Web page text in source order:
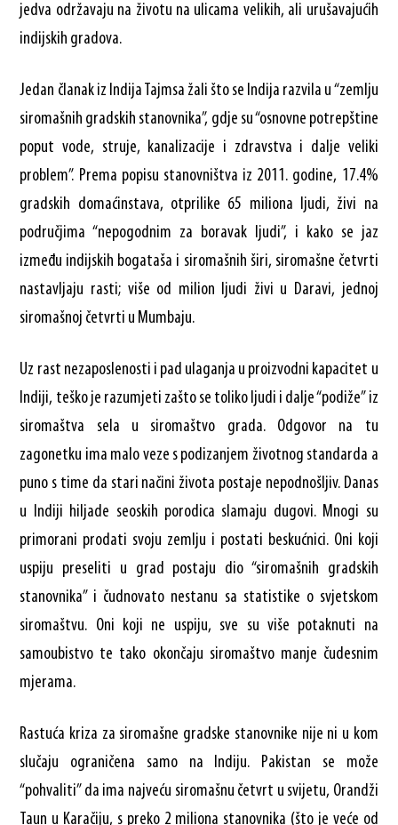
jedva održavaju na životu na ulicama velikih, ali urušavajućih
indijskih gradova.
Jedan članak iz Indija Tajmsa žali što se Indija razvila u “zemlju
siromašnih gradskih stanovnika”, gdje su “osnovne potrepštine
poput vode, struje, kanalizacije i zdravstva i dalje veliki
problem”. Prema popisu stanovništva iz 2011. godine, 17.4%
gradskih domaćinstava, otprilike 65 miliona ljudi, živi na
područjima “nepogodnim za boravak ljudi”, i kako se jaz
između indijskih bogataša i siromašnih širi, siromašne četvrti
nastavljaju rasti; više od milion ljudi živi u Daravi, jednoj
siromašnoj četvrti u Mumbaju.
Uz rast nezaposlenosti i pad ulaganja u proizvodni kapacitet u
Indiji, teško je razumjeti zašto se toliko ljudi i dalje “podiže” iz
siromaštva sela u siromaštvo grada. Odgovor na tu
zagonetku ima malo veze s podizanjem životnog standarda a
puno s time da stari načini života postaje nepodnošljiv. Danas
u Indiji hiljade seoskih porodica slamaju dugovi. Mnogi su
primorani prodati svoju zemlju i postati beskućnici. Oni koji
uspiju preseliti u grad postaju dio “siromašnih gradskih
stanovnika” i čudnovato nestanu sa statistike o svjetskom
siromaštvu. Oni koji ne uspiju, sve su više potaknuti na
samoubistvo te tako okončaju siromaštvo manje čudesnim
mjerama.
Rastuća kriza za siromašne gradske stanovnike nije ni u kom
slučaju ograničena samo na Indiju. Pakistan se može
“pohvaliti” da ima najveću siromašnu četvrt u svijetu, Orandži
Taun u Karačiju, s preko 2 miliona stanovnika (što je veće od